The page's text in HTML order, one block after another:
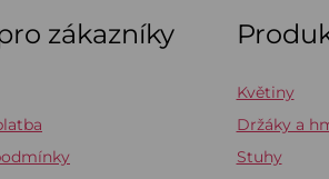
zákazníky
Květiny
Držáky a
Stuhy